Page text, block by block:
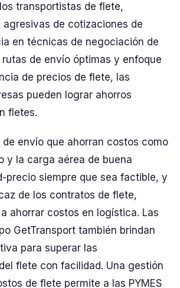
transportistas de flete,
agresivas de cotizaciones de
en técnicas de negociación de
de envío óptimas y enfoque
de precios de flete, las
pueden lograr ahorros
fletes.
de envío que ahorran costos como
y la carga aérea de buena
precio siempre que sea factible, y
de los contratos de flete,
ahorrar costos en logística. Las
GetTransport también brindan
para superar las
flete con facilidad. Una gestión
de flete permite a las PYMES